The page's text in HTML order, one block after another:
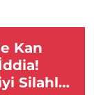
Kan
Silahla